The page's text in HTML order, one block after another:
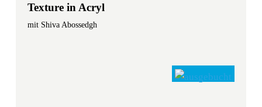
Texture in Acryl
mit Shiva Abossedgh